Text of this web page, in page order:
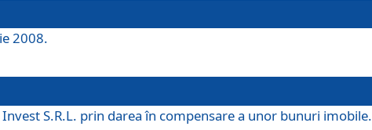
2008.
S.R.L. prin darea în compensare a unor bunuri imobile.